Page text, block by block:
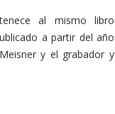
al mismo libro
a partir del año
y el grabador y